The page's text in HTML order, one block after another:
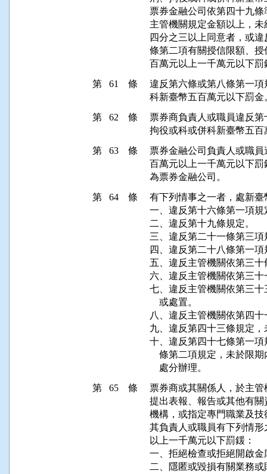
票券金融公司依第四十九
主管機關規定金額以上，
四分之三以上同意者，或
條第二項有關授信限額、
百萬元以上一千萬元以下
第 61 條
違反第六條或第八條第一
科新臺幣五百萬元以下罰金
第 62 條
票券商負責人或職員違反
拘役或科或併科新臺幣五
第 63 條
票券金融公司負責人或職
百萬元以上一千萬元以下
為票券金融公司。
第 64 條
有下列情事之一者，處新
一、違反第十六條第一項規
二、違反第十九條規定。
三、違反第二十一條第三
四、違反第二十八條第一項
五、違反主管機關依第三
六、違反主管機關依第三
七、違反主管機關依第三
    或處置。
八、違反主管機關依第四
九、違反第四十三條規定
十、違反第四十七條第一
條第二項規定，未於限
第 65 條
票券商或其關係人，於主
提出表報、報告或其他有
機構，或指定專門職業及
其負責人或職員有下列情
以上一千萬元以下罰鍰：
一、拒絕檢查或拒絕開啟
二、隱匿或毀損有關業務